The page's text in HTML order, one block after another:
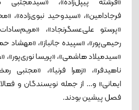
«فرشته پیپل‌زاده»،
فرجادامین»، «سیدوحید نبوی‌زاده»،
«پرستو علی‌عسگرنجاد»،
رحیمی‌پور»، «سپیده جانباز»، «مهشاد
«سیدمیلاد هاشمی»، «پریسا نوری‌پور»،
ناهیدفر»، «زهرا فرنیا»، «مجتبی
ایمانی» و... از جمله نویسندگان و
فصل پیشین بودند.